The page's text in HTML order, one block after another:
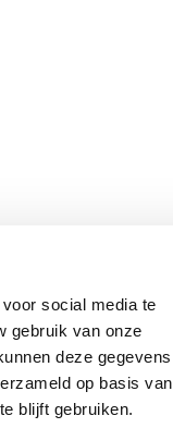
social media te
gebruik van onze
deze gegevens
op basis van
blijft gebruiken.